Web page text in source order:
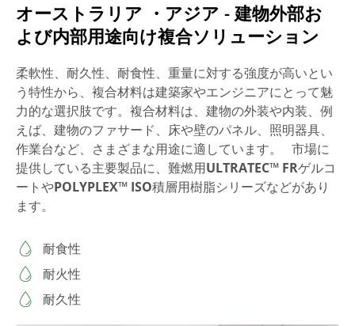
オーストラリア ・アジア - 建物外部お
よび内部用途向け複合ソリューション
柔軟性、耐久性、耐食性、重量に対する強度が高いとい
う特性から、複合材料は建築家やエンジニアにとって魅
力的な選択肢です。複合材料は、建物の外装や内装、例
えば、建物のファサード、床や壁のパネル、照明器具、
作業台など、さまざまな用途に適しています。 市場に
提供している主要製品に、難燃用ULTRATEC™ FRゲルコ
ートやPOLYPLEX™ ISO積層用樹脂シリーズなどがあり
ます。
耐食性
耐火性
耐久性